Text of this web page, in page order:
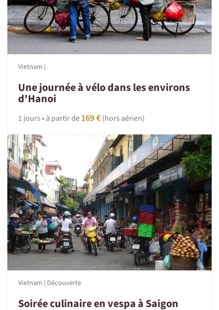
Vietnam |
Une journée à vélo dans les environs
d'Hanoi
1 jours • à partir de169 €(hors aérien)
Vietnam | Découverte
Soirée culinaire en vespa à Saigon